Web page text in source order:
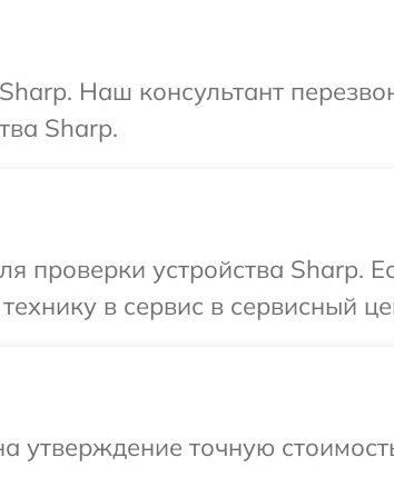
Наш консультант
Sharp.
проверки устройства Sharp.
в сервис в сервисный
утверждение точную